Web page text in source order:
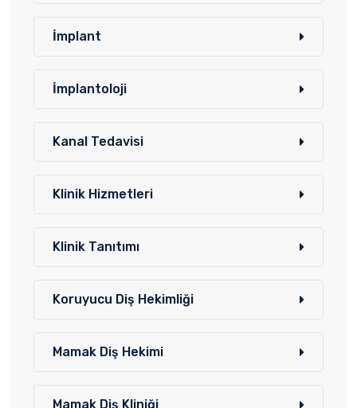
İmplant
İmplantoloji
Kanal Tedavisi
Klinik Hizmetleri
Klinik Tanıtımı
Koruyucu Diş Hekimliği
Mamak Diş Hekimi
Mamak Diş Kliniği